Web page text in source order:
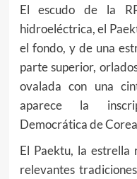
El escudo de la
hidroeléctrica, el
el fondo, y de una
parte superior,
ovalada con una
aparece la
Democrática de
El Paektu, la estrella
relevantes